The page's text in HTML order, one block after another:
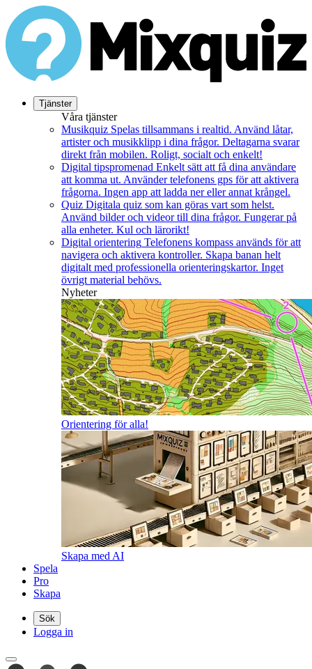
Tjänster
Våra tjänster
Musikquiz Spelas tillsammans i realtid. Använd låtar,
artister och musikklipp i dina frågor. Deltagarna svarar
direkt från mobilen. Roligt, socialt och enkelt!
Digital tipspromenad Enkelt sätt att få dina användare
att komma ut. Använder telefonens gps för att aktivera
frågorna. Ingen app att ladda ner eller annat krångel.
Quiz Digitala quiz som kan göras vart som helst.
Använd bilder och videor till dina frågor. Fungerar på
alla enheter. Kul och lärorikt!
Digital orientering Telefonens kompass används för att
navigera och aktivera kontroller. Skapa banan helt
digitalt med professionella orienteringskartor. Inget
övrigt material behövs.
Nyheter
Orientering för alla!
Skapa med AI
Spela
Pro
Skapa
Sök
Logga in